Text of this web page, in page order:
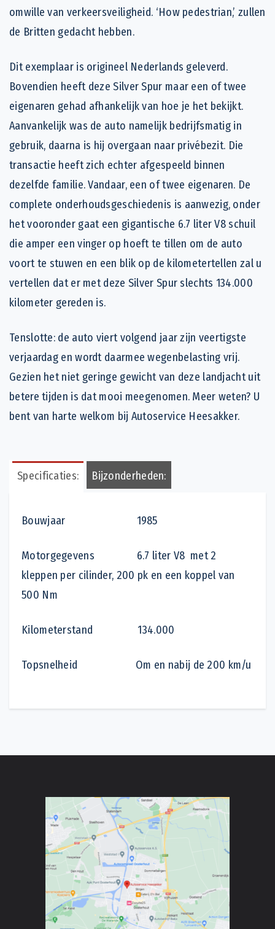
omwille van verkeersveiligheid. ‘How pedestrian,’ zullen
de Britten gedacht hebben.
Dit exemplaar is origineel Nederlands geleverd.
Bovendien heeft deze Silver Spur maar een of twee
eigenaren gehad afhankelijk van hoe je het bekijkt.
Aanvankelijk was de auto namelijk bedrijfsmatig in
gebruik, daarna is hij overgaan naar privébezit. Die
transactie heeft zich echter afgespeeld binnen
dezelfde familie. Vandaar, een of twee eigenaren. De
complete onderhoudsgeschiedenis is aanwezig, onder
het vooronder gaat een gigantische 6.7 liter V8 schuil
die amper een vinger op hoeft te tillen om de auto
voort te stuwen en een blik op de kilometertellen zal u
vertellen dat er met deze Silver Spur slechts 134.000
kilometer gereden is.
Tenslotte: de auto viert volgend jaar zijn veertigste
verjaardag en wordt daarmee wegenbelasting vrij.
Gezien het niet geringe gewicht van deze landjacht uit
betere tijden is dat mooi meegenomen. Meer weten? U
bent van harte welkom bij Autoservice Heesakker.
Specificaties: Bijzonderheden:
Bouwjaar 1985
Motorgegevens 6.7 liter V8 met 2
kleppen per cilinder, 200 pk en een koppel van
500 Nm
Kilometerstand 134.000
Topsnelheid Om en nabij de 200 km/u